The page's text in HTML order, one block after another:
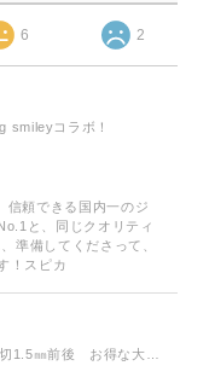
6 2
smileyコラボ！
信頼できる国内一のジ
と、同じクオリティ
準備してくださって、
！スピカ